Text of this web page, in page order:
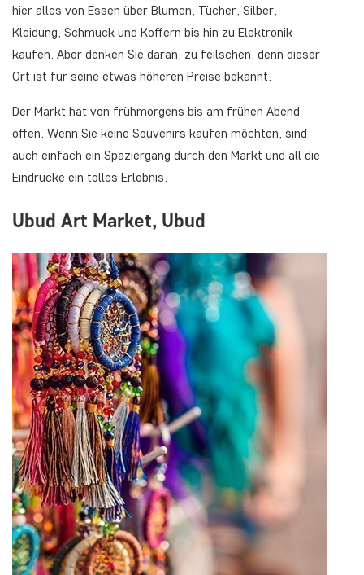
hier alles von Essen über Blumen, Tücher, Silber,
Kleidung, Schmuck und Koffern bis hin zu Elektronik
kaufen. Aber denken Sie daran, zu feilschen, denn dieser
Ort ist für seine etwas höheren Preise bekannt.
Der Markt hat von frühmorgens bis am frühen Abend
offen. Wenn Sie keine Souvenirs kaufen möchten, sind
auch einfach ein Spaziergang durch den Markt und all die
Eindrücke ein tolles Erlebnis.
Ubud Art Market, Ubud